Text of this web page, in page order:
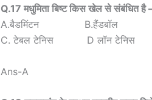
Q.17 मधुमिता बिष्ट किस खेल से संबंधित है
A.बैडमिंटन B.हैंडबॉल
C. टेबल टेनिस D लॉन टेनिस
Ans-A